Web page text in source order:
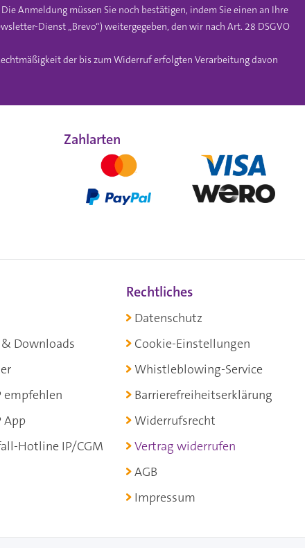
Anmeldung müssen Sie noch bestätigen, indem Sie einen an Ihre
Dienst „Brevo“) weitergegeben, den wir nach Art. 28 DSGVO
der bis zum Widerruf erfolgten Verarbeitung davon
Zahlarten
Downloads
empfehlen
App
Hotline IP/CGM
Rechtliches
Datenschutz
Cookie-Einstellungen
Whistleblowing-Service
Barrierefreiheitserklärung
Widerrufsrecht
Vertrag widerrufen
AGB
Impressum